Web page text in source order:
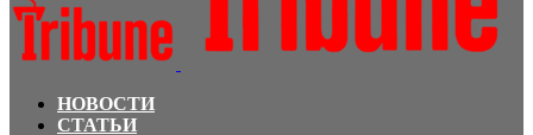
НОВОСТИ
СТАТЬИ